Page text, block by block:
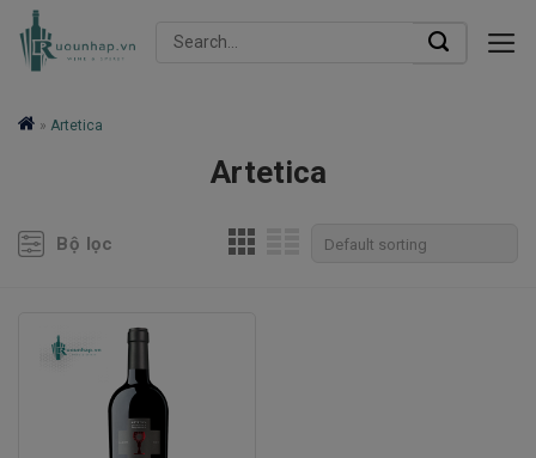
Skip
Search
» Artetica
Artetica
Bộ lọc